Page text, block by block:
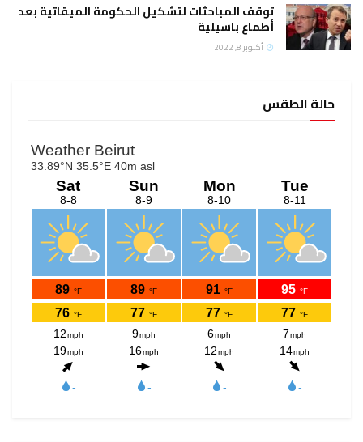
توقف المباحثات لتشكيل الحكومة الميقاتية بعد
أطماع باسيلية
أكتوبر 8, 2022
حالة الطقس